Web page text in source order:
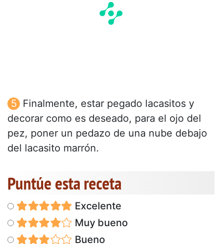
Finalmente, estar pegado lacasitos y
decorar como es deseado, para el ojo del
pez, poner un pedazo de una nube debajo
del lacasito marrón.
Puntúe esta receta
Excelente
Muy bueno
Bueno